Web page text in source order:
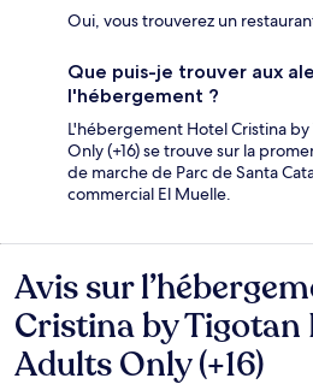
Oui, vous trouverez un
Que puis-je trouver aux
l'hébergement ?
L'hébergement Hotel Cristina by
Only (+16) se trouve sur la
de marche de Parc de Santa
commercial El Muelle.
Avis
Avis sur
Cristina by Tigotan
Adults Only (+16)